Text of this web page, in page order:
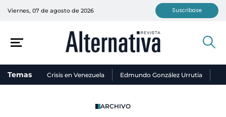
Viernes, 07 de agosto de 2026 Suscríbase
Temas Crisis en Venezuela Edmundo González Urrutia
ARCHIVO